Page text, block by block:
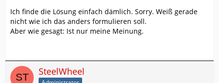
Ich finde die Lösung einfach dämlich. Sorry. Weiß gerade
nicht wie ich das anders formulieren soll.
Aber wie gesagt: Ist nur meine Meinung.
SteelWheel